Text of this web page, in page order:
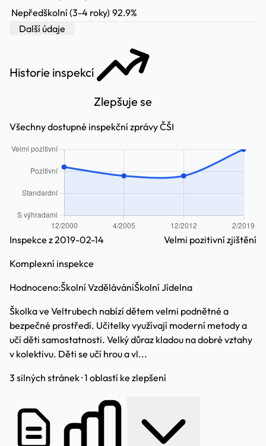
Nepředškolní (3-4 roky) 92.9%
Další údaje
Historie inspekcí
Zlepšuje se
Všechny dostupné inspekční zprávy ČŠI
Inspekce z 2019-02-14
Komplexní inspekce
Velmi pozitivní zjištění
Hodnoceno:Školní VzděláváníŠkolní Jídelna
Školka ve Veltrubech nabízí dětem velmi podnětné a
bezpečné prostředí. Učitelky využívají moderní metody a
učí děti samostatnosti. Velký důraz kladou na dobré vztahy
v kolektivu. Děti se učí hrou a vl...
3 silných stránek · 1 oblastí ke zlepšení